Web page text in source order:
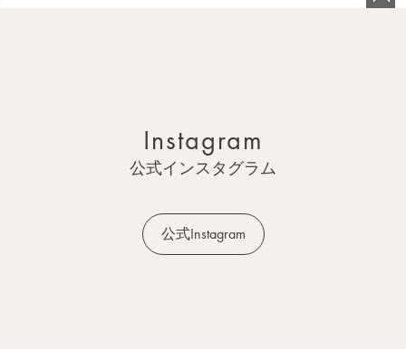
Instagram
公式インスタグラム
公式Instagram